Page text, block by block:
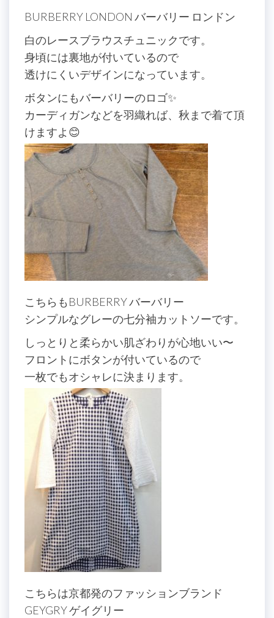
BURBERRY LONDON バーバリー ロンドン
白のレースブラウスチュニックです。
身頃には裏地が付いているので
透けにくいデザインになっています。
ボタンにもバーバリーのロゴ✨
カーディガンなどを羽織れば、秋まで着て頂
けますよ😊
こちらもBURBERRY バーバリー
シンプルなグレーの七分袖カットソーです。
しっとりと柔らかい肌ざわりが心地いい〜
フロントにボタンが付いているので
一枚でもオシャレに決まります。
こちらは京都発のファッションブランド
GEYGRY ゲイグリー